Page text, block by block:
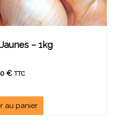
– 1kg
€ TTC
au panier